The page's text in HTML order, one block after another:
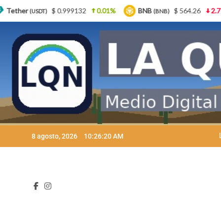
8 agosto, 2026 10:26:21 AM
0.01% BNB(BNB) $ 564.26 2.77% USDC(USDC) $